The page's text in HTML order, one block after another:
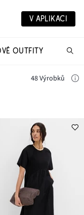
V APLIKACI
OUTFITY
48 Výrobků